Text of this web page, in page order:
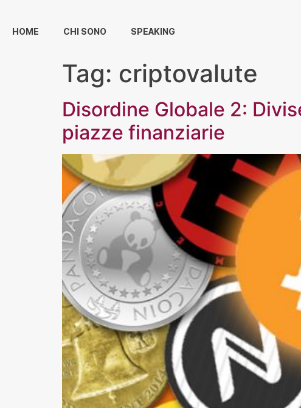
HOME CHI SONO SPEAKING
Tag: criptovalute
Disordine Globale 2:
piazze finanziarie